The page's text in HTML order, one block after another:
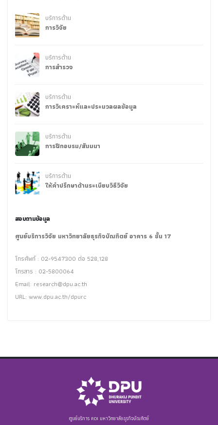
บริการด้าน
การวิจัย
บริการด้าน
การสำรวจ
บริการด้าน
การวิเคราะห์และประมวลผลข้อมูล
บริการด้าน
การฝึกอบรม/สัมมนา
บริการด้าน
ให้คำปรึกษาด้านระเบียบวิธีวิจัย
สอบถามข้อมูล
ศูนย์บริการวิจัย มหาวิทยาลัยธุรกิจบัณฑิตย์ อาคาร 6 ชั้น 17
โทรศัพท์ : 02-9547300 ต่อ 528,128
โทรสาร : 02-5800064
Email: research@dpu.ac.th
URL: www.dpu.ac.th/dpurc
ศูนย์บริการ RDI มหาวิทยาลัยธุรกิจบัณฑิตย์